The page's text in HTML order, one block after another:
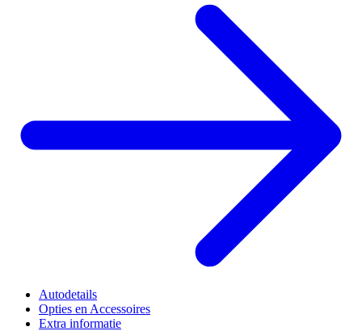
Autodetails
Opties en Accessoires
Extra informatie